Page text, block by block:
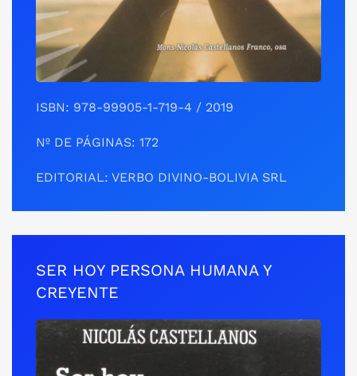
ISBN: 978-99905-1-719-4 / 2019
Nº DE PÁGINAS: 172
EDITORIAL: VERBO DIVINO-BOLIVIA SRL
SER HOY PERSONA HUMANA Y
CREYENTE